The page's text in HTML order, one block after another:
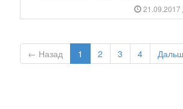
21.09.2017
← Назад 1 2 3 4